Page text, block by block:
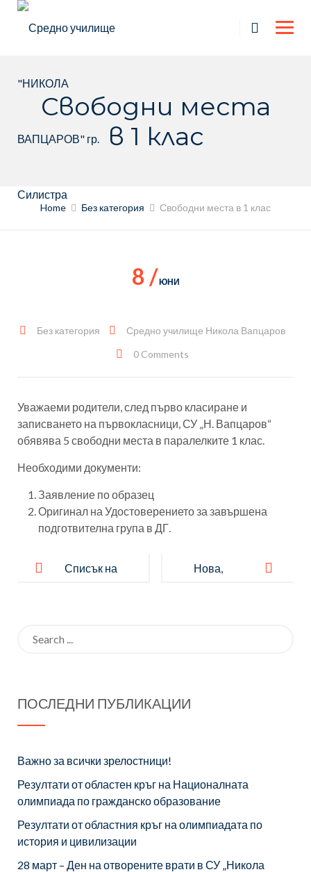
Skip
Свободни места
в 1 клас
Home Без категория Свободни места в 1 клас
8 /ЮНИ
Без категория
Средно училище Никола Вапцаров
0 Comments
Уважаеми родители, след първо класиране и
записването на първокласници, СУ „Н. Вапцаров“
обявява 5 свободни места в паралелките 1 клас.
Необходими документи:
Заявление по образец
Оригинал на Удостоверението за завършена
подготвителна група в ДГ.
navigationСписък на
първи клас
Нова,
ПОСЛЕДНИ ПУБЛИКАЦИИ
Важно за всички зрелостници!
Резултати от областен кръг на Националната
олимпиада по гражданско образование
Резултати от областния кръг на олимпиадата по
история и цивилизации
28 март – Ден на отворените врати в СУ „Никола